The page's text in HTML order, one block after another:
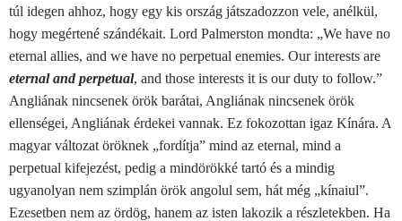
túl idegen ahhoz, hogy egy kis ország játszadozzon vele, anélkül,
hogy megértené szándékait. Lord Palmerston mondta: „We have no
eternal allies, and we have no perpetual enemies. Our interests are
eternal and perpetual, and those interests it is our duty to follow.”
Angliának nincsenek örök barátai, Angliának nincsenek örök
ellenségei, Angliának érdekei vannak. Ez fokozottan igaz Kínára. A
magyar változat öröknek „fordítja” mind az eternal, mind a
perpetual kifejezést, pedig a mindörökké tartó és a mindig
ugyanolyan nem szimplán örök angolul sem, hát még „kínaiul”.
Ezesetben nem az ördög, hanem az isten lakozik a részletekben. Ha